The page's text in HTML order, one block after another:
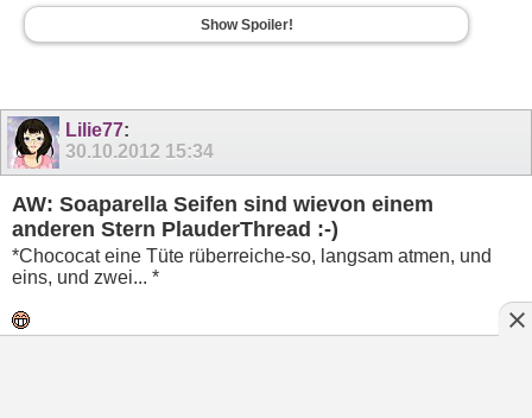
Show Spoiler!
Lilie77:
30.10.2012 15:34
AW: Soaparella Seifen sind wievon einem
anderen Stern PlauderThread :-)
*Chococat eine Tüte rüberreiche-so, langsam atmen, und
eins, und zwei... *